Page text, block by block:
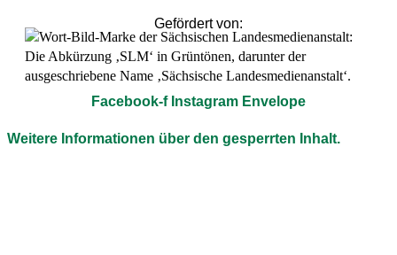
Gefördert von:
Facebook-f Instagram Envelope
Weitere Informationen über den gesperrten Inhalt.